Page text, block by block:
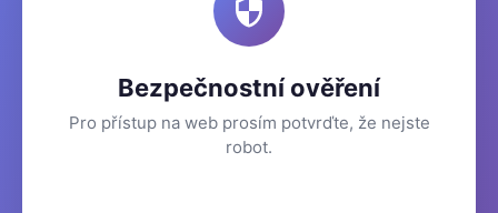
Bezpečnostní ověření
Pro přístup na web prosím potvrďte, že nejste
robot.